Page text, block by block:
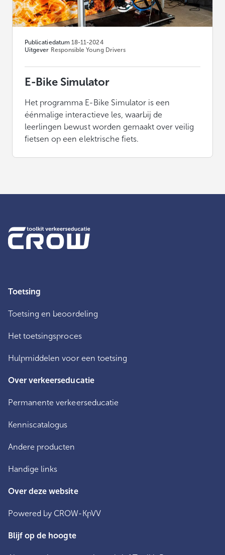
Publicatiedatum 18-11-2024
Uitgever Responsible Young Drivers
E-Bike Simulator
Het programma E-Bike Simulator is een
éénmalige interactieve les, waarbij de
leerlingen bewust worden gemaakt over veilig
fietsen op een elektrische fiets.
Toetsing
Toetsing en beoordeling
Het toetsingsproces
Hulpmiddelen voor een toetsing
Over verkeerseducatie
Permanente verkeerseducatie
Kenniscatalogus
Andere producten
Handige links
Over deze website
Powered by CROW-KpVV
Blijf op de hoogte